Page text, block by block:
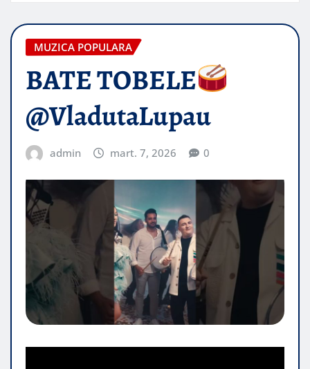
MUZICA POPULARA
BATE TOBELE
@VladutaLupau
admin mart. 7, 2026 0